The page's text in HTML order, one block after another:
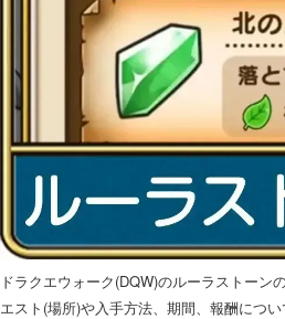
ドラクエウォーク(DQW)のルーラストー
エスト(場所)や入手方法、期間、報酬につい